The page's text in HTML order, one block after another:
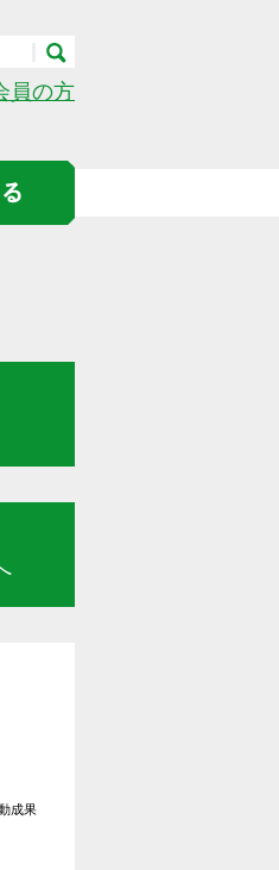
員の方
成果